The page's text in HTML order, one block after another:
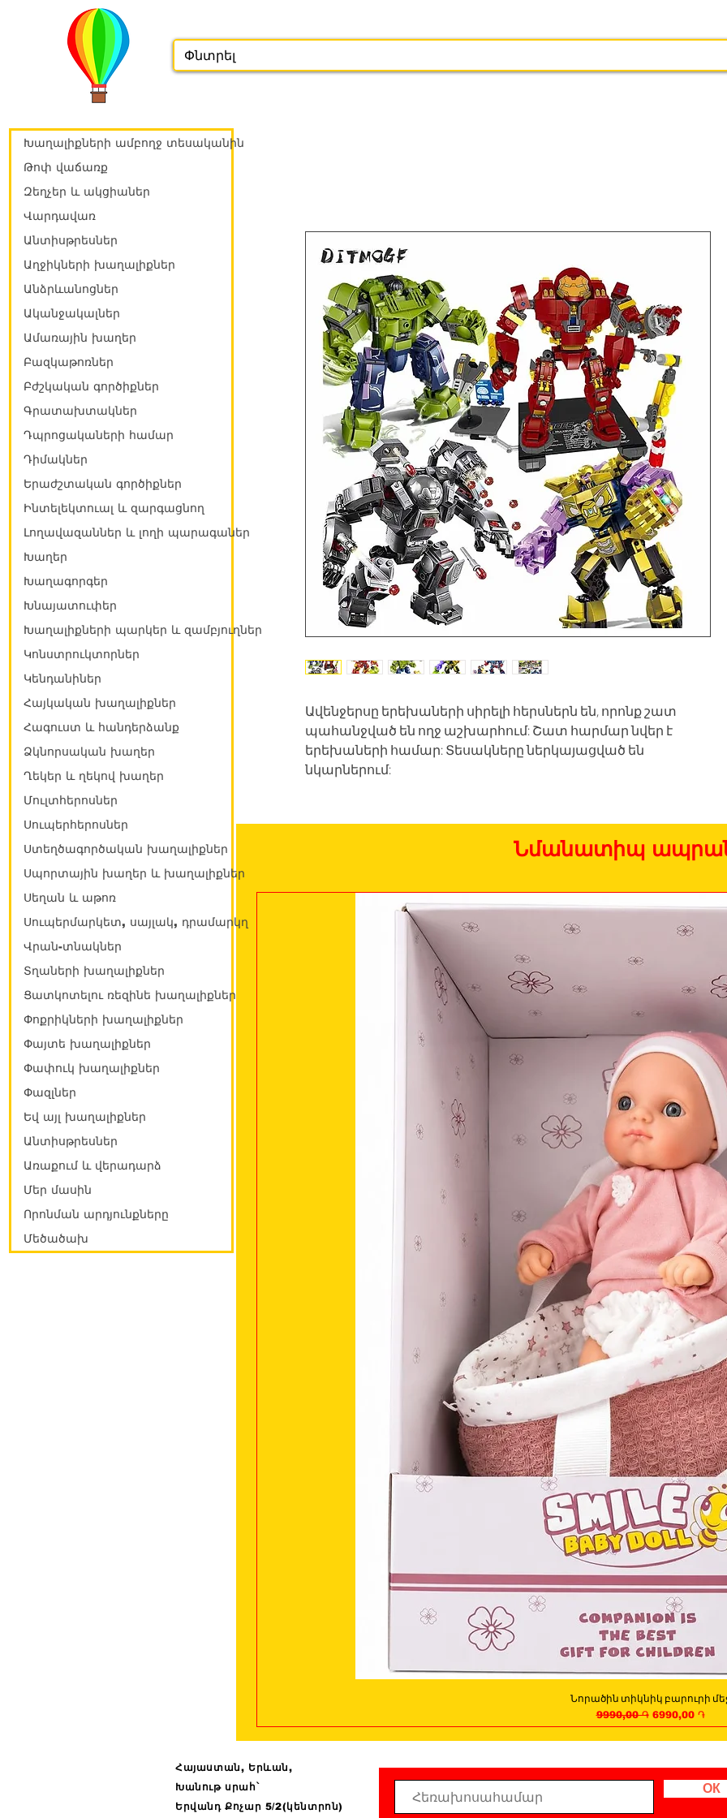
Ավենջերսը երեխաների սիրելի հերսներն են, որոնք շատ
պահանջված են ողջ աշխարհում: Շատ հարմար նվեր է
երեխաների համար: Տեսակները ներկայացված են
նկարներում:
Նմանատիպ
Quick View
Նորածին տիկնիկ բարուրի
Regular Price
9990,00 ֏ Sale Price
6990,00 ֏
Խաղալիքների ամբողջ տեսականին
Թոփ վաճառք
Զեղչեր և ակցիաներ
Վարդավառ
Անտիսթրեսներ
Աղջիկների խաղալիքներ
Անձրևանոցներ
Ականջակալներ
Ամառային խաղեր
Բազկաթոռներ
Բժշկական գործիքներ
Գրատախտակներ
Դպրոցակաների համար
Դիմակներ
Երաժշտական գործիքներ
Ինտելեկտուալ և զարգացնող
Լողավազաններ և լողի պարագաներ
Խաղեր
Խաղագորգեր
Խնայատուփեր
Խաղալիքների պարկեր և զամբյուղներ
Կոնստրուկտորներ
Կենդանիներ
Հայկական խաղալիքներ
Հագուստ և հանդերձանք
Ձկնորսական խաղեր
Ղեկեր և ղեկով խաղեր
Մուլտհերոսներ
Սուպերհերոսներ
Ստեղծագործական խաղալիքներ
Սպորտային խաղեր և խաղալիքներ
Սեղան և աթոռ
Սուպերմարկետ, սայլակ, դրամարկղ
Վրան-տնակներ
Տղաների խաղալիքներ
Ցատկոտելու ռեզինե խաղալիքներ
Փոքրիկների խաղալիքներ
Փայտե խաղալիքներ
Փափուկ խաղալիքներ
Փազլներ
Եվ այլ խաղալիքներ
Անտիսթրեսներ
Առաքում և վերադարձ
Մեր մասին
Որոնման արդյունքները
Մեծածախ
Հայաստան, Երևան,
Խանութ սրահ՝
Երվանդ Քոչար 5/2(կենտրոն)
ОК